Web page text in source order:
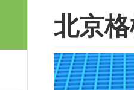
北京